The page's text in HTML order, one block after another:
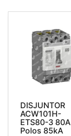
DISJUNTOR
ACW101H-
ETS80-3
Polos 85kA